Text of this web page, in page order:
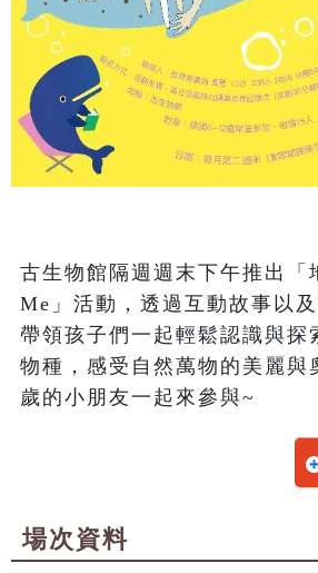
古生物館隔週週末下午推出「
Me」活動，透過互動故事以
帶領孩子們一起輕鬆認識與探
物種，感受自然萬物的美麗與
歲的小朋友一起來參與~
場次資料